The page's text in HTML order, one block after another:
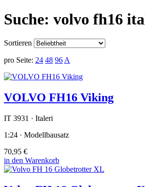
Suche: volvo fh16
Sortieren
pro Seite: 24 48 96 A
VOLVO FH16 Viking
IT 3931 · Italeri
1:24 · Modellbausatz
70,95 €
in den Warenkorb